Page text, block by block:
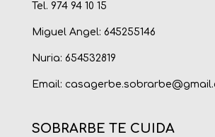
Tel. 974 94 10 15
Miguel Angel: 645255146
Nuria: 654532819
Email:
SOBRARBE TE CUIDA